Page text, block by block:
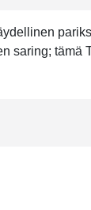
saring;